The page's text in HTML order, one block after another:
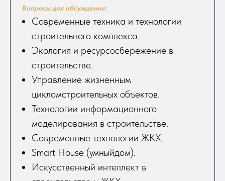
Вопросы для обсуждения:
Современные техника и технологии
строительного комплекса.
Экология и ресурсосбережение в
строительстве.
Управление жизненным
цикломстроительных объектов.
Технологии информационного
моделирования в строительстве.
Современные технологии ЖКХ.
Smart House (умныйдом).
Искусственный интеллект в